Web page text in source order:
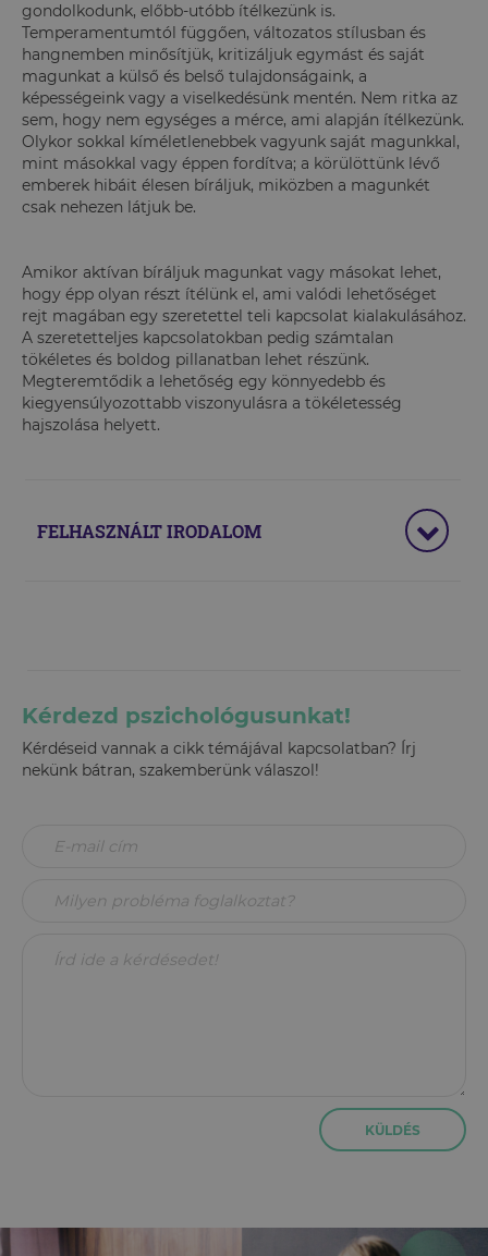
gondolkodunk, előbb-utóbb ítélkezünk is.
Temperamentumtól függően, változatos stílusban és
hangnemben minősítjük, kritizáljuk egymást és saját
magunkat a külső és belső tulajdonságaink, a
képességeink vagy a viselkedésünk mentén. Nem ritka az
sem, hogy nem egységes a mérce, ami alapján ítélkezünk.
Olykor sokkal kíméletlenebbek vagyunk saját magunkkal,
mint másokkal vagy éppen fordítva; a körülöttünk lévő
emberek hibáit élesen bíráljuk, miközben a magunkét
csak nehezen látjuk be.
Amikor aktívan bíráljuk magunkat vagy másokat lehet,
hogy épp olyan részt ítélünk el, ami valódi lehetőséget
rejt magában egy szeretettel teli kapcsolat kialakulásához.
A szeretetteljes kapcsolatokban pedig számtalan
tökéletes és boldog pillanatban lehet részünk.
Megteremtődik a lehetőség egy könnyedebb és
kiegyensúlyozottabb viszonyulásra a tökéletesség
hajszolása helyett.
FELHASZNÁLT IRODALOM
Kérdezd pszichológusunkat!
Kérdéseid vannak a cikk témájával kapcsolatban? Írj
nekünk bátran, szakemberünk válaszol!
KÜLDÉS